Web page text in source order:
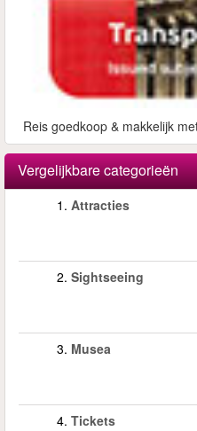
Reis goedkoop & makkelijk
Vergelijkbare categorieën
1. Attracties
2. Sightseeing
3. Musea
4. Tickets